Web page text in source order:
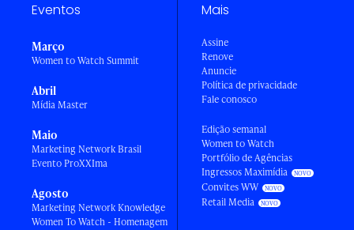
Eventos
Março
Women to Watch Summit
Abril
Mídia Master
Maio
Marketing Network Brasil
Evento ProXXIma
Agosto
Marketing Network Knowledge
Women To Watch - Homenagem
Mais
Assine
Renove
Anuncie
Política de privacidade
Fale conosco
Edição semanal
Women to Watch
Portfólio de Agências
Ingressos Maximídia
Convites WW
Retail Media